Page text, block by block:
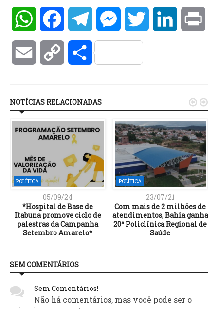
WhatsAppFacebookTelegramMessengerTwitter LinkedIn
Email Copy Compartilhar
NOTÍCIAS RELACIONADAS
POLÍTICA
05/09/24
*Hospital de Base de
Itabuna promove ciclo de
palestras da Campanha
Setembro Amarelo*
POLÍTICA
23/07/21
Com mais de 2 milhões de
atendimentos, Bahia ganha
20ª Policlínica Regional de
Saúde
 
SEM COMENTÁRIOS
Sem Comentários!
Não há comentários, mas você pode ser o